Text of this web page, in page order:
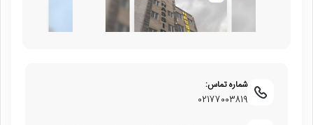
شماره تماس:
02177003819